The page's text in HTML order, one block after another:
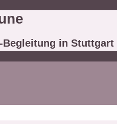
Begleitung in Stuttgart